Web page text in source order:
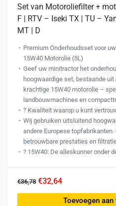
Set van Motoroliefilter +
F | RTV – Iseki TX | TU –
MT | D
Premium Onderhoudsset voor
15W40 Motorolie (5L)
Geef uw minitractor het
hoogwaardige set, bestaande
krachtige 15W40 motorolie –
landbouwmachines en
?️ Kwaliteit waarop u kunt
Wij gebruiken uitsluitend
andere Europese
betrouwbare prestaties en
?️ 15W40: De alleskunner onder
€36,78 €32,64
Toevoegen